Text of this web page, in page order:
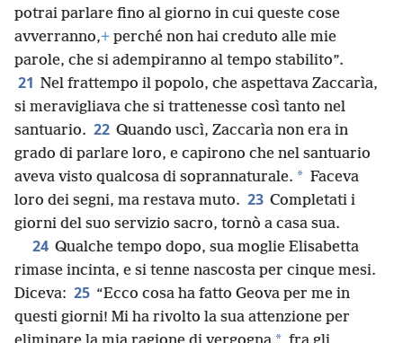
potrai parlare fino al giorno in cui queste cose
avverranno,+ perché non hai creduto alle mie
parole, che si adempiranno al tempo stabilito”.
21 Nel frattempo il popolo, che aspettava Zaccarìa,
si meravigliava che si trattenesse così tanto nel
santuario. 22 Quando uscì, Zaccarìa non era in
grado di parlare loro, e capirono che nel santuario
aveva visto qualcosa di soprannaturale. * Faceva
loro dei segni, ma restava muto. 23 Completati i
giorni del suo servizio sacro, tornò a casa sua.
24 Qualche tempo dopo, sua moglie Elisabetta
rimase incinta, e si tenne nascosta per cinque mesi.
Diceva: 25 “Ecco cosa ha fatto Geova per me in
questi giorni! Mi ha rivolto la sua attenzione per